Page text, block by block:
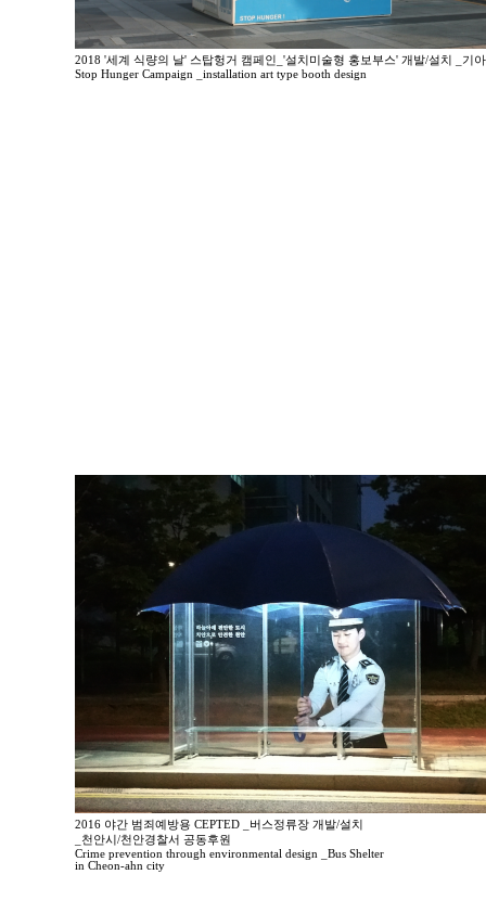
2018 '세계 식량의 날' 스탑헝거 캠페인_'설치미술형 홍보부스' 개발/설치 _기
Stop Hunger Campaign _installation art type booth design
2016 야간 범죄예방용 CEPTED _버스정류장 개발/설치
_천안시/천안경찰서 공동후원
Crime prevention through environmental design _Bus Shelter
in Cheon-ahn city